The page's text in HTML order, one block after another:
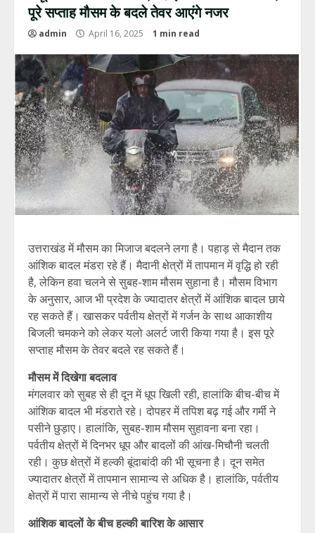
पूरे सप्ताह मौसम के बदले तेवर आएंगे नजर
admin April 16, 2025 1 min read
उत्तराखंड में मौसम का मिजाज बदलने लगा है। पहाड़ से मैदान तक
आंशिक बादल मंडरा रहे हैं। मैदानी क्षेत्रों में तापमान में वृद्धि हो रही
है, लेकिन हवा चलने से सुबह-शाम मौसम सुहाना है। मौसम विभाग
के अनुसार, आज भी प्रदेश के ज्यादातर क्षेत्रों में आंशिक बादल छाये
रह सकते हैं। खासकर पर्वतीय क्षेत्रों में गर्जन के साथ आकाशीय
बिजली चमकने को लेकर यलो अलर्ट जारी किया गया है। इस पूरे
सप्ताह मौसम के तेवर बदले रह सकते हैं।
मौसम में दिखेगा बदलाव
मंगलवार को सुबह से ही दून में धूप खिली रही, हालांकि बीच-बीच में
आंशिक बादल भी मंडराते रहे। दोपहर में तपिश बढ़ गई और गर्मी ने
पसीने छुड़ाए। हालांकि, सुबह-शाम मौसम सुहावना बना रहा।
पर्वतीय क्षेत्रों में दिनभर धूप और बादलों की आंख-मिचौनी चलती
रही। कुछ क्षेत्रों में हल्की बूंदाबांदी की भी सूचना है। दून समेत
ज्यादातर क्षेत्रों में तापमान सामान्य से अधिक है। हालांकि, पर्वतीय
क्षेत्रों में पारा सामान्य से नीचे पहुंच गया है।
आंशिक बादलों के बीच हल्की बारिश के आसार